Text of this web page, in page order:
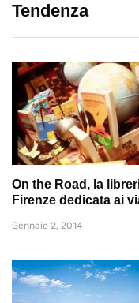
Tendenza
On the Road, la
Firenze dedicata ai
Gennaio 2, 2014